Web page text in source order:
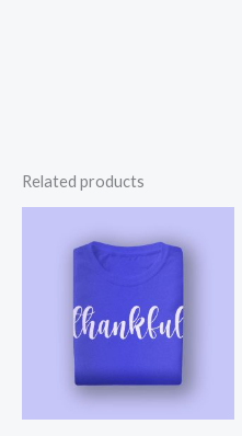
Related products
$25.00